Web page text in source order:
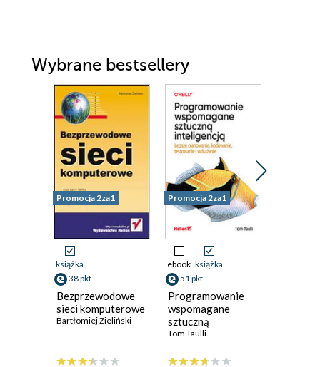
Wybrane bestsellery
Promocja 2za1
książka
38 pkt
Bezprzewodowe
sieci komputerowe
Bartłomiej Zieliński
Promocja 2za1
ebook książka
51 pkt
Programowanie
wspomagane
sztuczną
inteligencją.
planowanie,
Tom Taulli